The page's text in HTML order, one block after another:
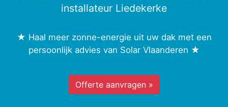
installateur Liedekerke
★ Haal meer zonne-energie uit uw dak met een
persoonlijk advies van Solar Vlaanderen ★
Offerte aanvragen »